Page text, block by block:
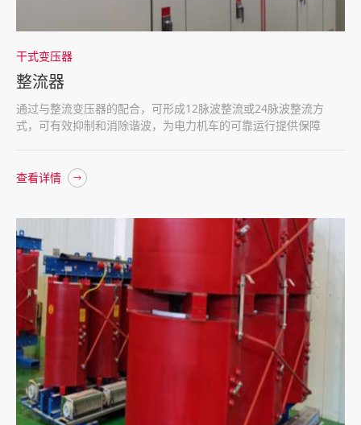
干式变压器
整流器
通过与整流变压器的配合，可形成12脉波整流或24脉波整流方
式，可有效抑制和消除谐波，为电力机车的可靠运行提供保障
查看详情